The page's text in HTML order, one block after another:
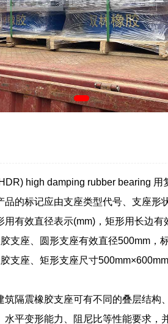
high damping rubber bearing 用
品的标记应由支座类型代号、支座形
用有效直径表示(mm)，矩形用长边
支座、圆形支座有效直径500mm，
支座、矩形支座尺寸
筑隔震橡胶支座可有不同的叠层结构
水平变形能力、阻尼比等性能要求，